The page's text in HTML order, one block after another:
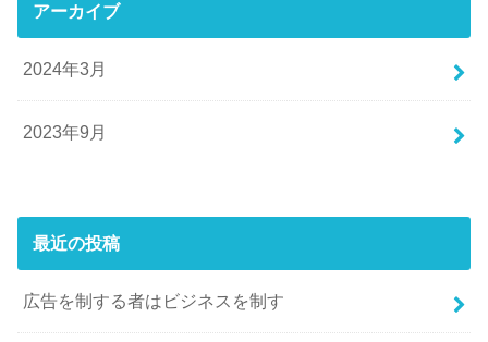
アーカイブ
2024年3月
2023年9月
最近の投稿
広告を制する者はビジネスを制す